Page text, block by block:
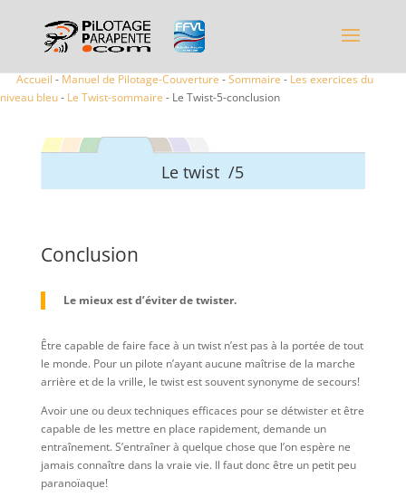
Accueil - Manuel de Pilotage-Couverture -Sommaire - Les exercices du
niveau bleu- Le Twist-sommaire - Le Twist-5-conclusion
Le twist /5
Conclusion
Le mieux est d’éviter de twister.
Être capable de faire face à un twist n’est pas à la portée de tout
le monde. Pour un pilote n’ayant aucune maîtrise de la marche
arrière et de la vrille, le twist est souvent synonyme de secours!
Avoir une ou deux techniques efficaces pour se détwister et être
capable de les mettre en place rapidement, demande un
entraînement. S’entraîner à quelque chose que l’on espère ne
jamais connaître dans la vraie vie. Il faut donc être un petit peu
paranoïaque!